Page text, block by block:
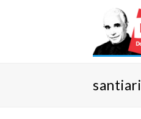
santiari